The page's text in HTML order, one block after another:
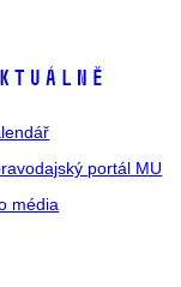
portál MU
média